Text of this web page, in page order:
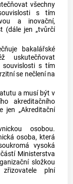
všechny
s tím
a inovační,
(dále jen „tvůrčí
bakalářské
s tím
se nečlení na
a musí být v
akreditačního
jen „Akreditační
osobou.
osoba, která
vysoká
Ministerstva
složkou
plní